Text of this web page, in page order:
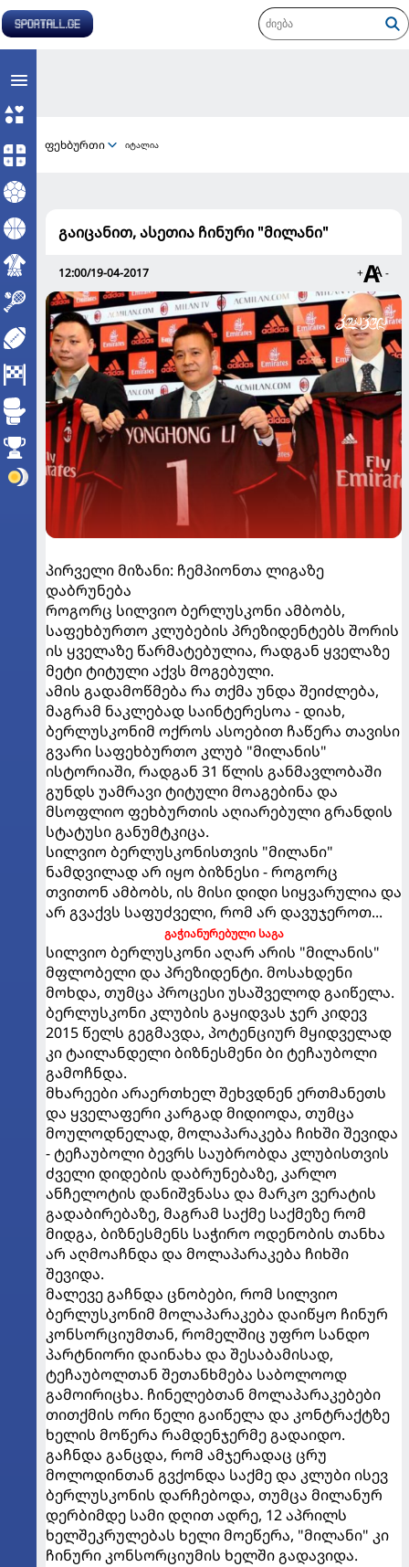
ფეხბურთი იტალია
გაიცანით, ასეთია ჩინური "მილანი"
12:00/19-04-2017 + -
პირველი მიზანი: ჩემპიონთა ლიგაზე
დაბრუნება
როგორც სილვიო ბერლუსკონი ამბობს,
საფეხბურთო კლუბების პრეზიდენტებს შორის
ის ყველაზე წარმატებულია, რადგან ყველაზე
მეტი ტიტული აქვს მოგებული.
ამის გადამოწმება რა თქმა უნდა შეიძლება,
მაგრამ ნაკლებად საინტერესოა - დიახ,
ბერლუსკონიმ ოქროს ასოებით ჩაწერა თავისი
გვარი საფეხბურთო კლუბ "მილანის"
ისტორიაში, რადგან 31 წლის განმავლობაში
გუნდს უამრავი ტიტული მოაგებინა და
მსოფლიო ფეხბურთის აღიარებული გრანდის
სტატუსი განუმტკიცა.
სილვიო ბერლუსკონისთვის "მილანი"
ნამდვილად არ იყო ბიზნესი - როგორც
თვითონ ამბობს, ის მისი დიდი სიყვარულია და
არ გვაქვს საფუძველი, რომ არ დავუჯეროთ...
გაჭიანურებული საგა
სილვიო ბერლუსკონი აღარ არის "მილანის"
მფლობელი და პრეზიდენტი. მოსახდენი
მოხდა, თუმცა პროცესი უსაშველოდ გაიწელა.
ბერლუსკონი კლუბის გაყიდვას ჯერ კიდევ
2015 წელს გეგმავდა, პოტენციურ მყიდველად
კი ტაილანდელი ბიზნესმენი ბი ტეჩაუბოლი
გამოჩნდა.
მხარეები არაერთხელ შეხვდნენ ერთმანეთს
და ყველაფერი კარგად მიდიოდა, თუმცა
მოულოდნელად, მოლაპარაკება ჩიხში შევიდა
- ტეჩაუბოლი ბევრს საუბრობდა კლუბისთვის
ძველი დიდების დაბრუნებაზე, კარლო
ანჩელოტის დანიშვნასა და მარკო ვერატის
გადაბირებაზე, მაგრამ საქმე საქმეზე რომ
მიდგა, ბიზნესმენს საჭირო ოდენობის თანხა
არ აღმოაჩნდა და მოლაპარაკება ჩიხში
შევიდა.
მალევე გაჩნდა ცნობები, რომ სილვიო
ბერლუსკონიმ მოლაპარაკება დაიწყო ჩინურ
კონსორციუმთან, რომელშიც უფრო სანდო
პარტნიორი დაინახა და შესაბამისად,
ტეჩაუბოლთან შეთანხმება საბოლოოდ
გამოირიცხა. ჩინელებთან მოლაპარაკებები
თითქმის ორი წელი გაიწელა და კონტრაქტზე
ხელის მოწერა რამდენჯერმე გადაიდო.
გაჩნდა განცდა, რომ ამჯერადაც ცრუ
მოლოდინთან გვქონდა საქმე და კლუბი ისევ
ბერლუსკონის დარჩებოდა, თუმცა მილანურ
დერბიმდე სამი დღით ადრე, 12 აპრილს
ხელშეკრულებას ხელი მოეწერა, "მილანი" კი
ჩინური კონსორციუმის ხელში გადავიდა.